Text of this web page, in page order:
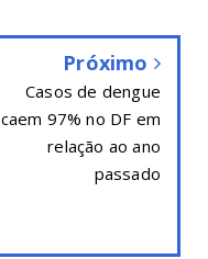
Próximo
Casos de dengue
caem 97% no DF em
relação ao ano
passado